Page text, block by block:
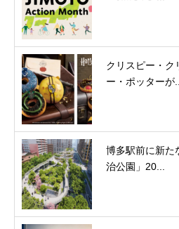
クリスピー・ク
ー・ポッターが
博多駅前に新た
治公園」20...